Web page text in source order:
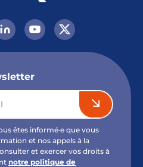
êtes informé·e que vous
et nos appels à la
et exercer vos droits à
notre politique de